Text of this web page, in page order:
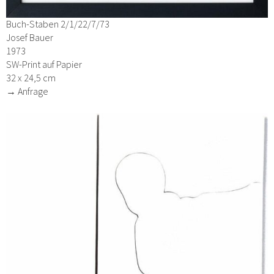
Buch-Staben 2/1/22/7/73
Josef Bauer
1973
SW-Print auf Papier
32 x 24,5 cm
→ Anfrage